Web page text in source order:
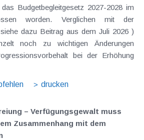
Budgetbegleitgesetz 2027-2028 im
worden. Verglichen mit der
dazu Beitrag aus dem Juli 2026 )
noch zu wichtigen Änderungen
drucken
– Verfügungsgewalt muss
Zusammenhang mit dem